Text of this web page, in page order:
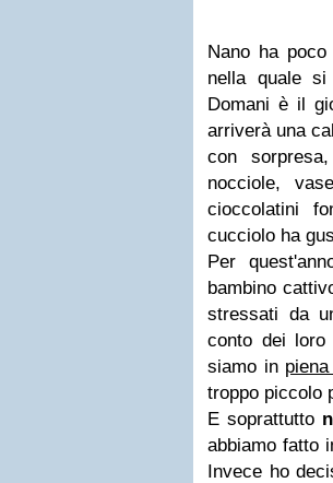
Nano ha
nella quale
Domani è il
arriverà una
con
nocciole,
cioccolatini
cucciolo ha
Per
bambino
stressati da
conto dei loro
siamo in
troppo piccolo
E soprattutto
abbiamo fatto
Invece ho